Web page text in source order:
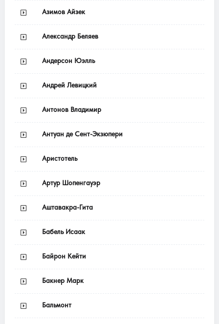
Азимов Айзек
Александр Беляев
Андерсон Юэлль
Андрей Левицкий
Антонов Владимир
Антуан де Сент-Экзюпери
Аристотель
Артур Шопенгауэр
Аштавакра-Гита
Бабель Исаак
Байрон Кейти
Бакнер Марк
Бальмонт